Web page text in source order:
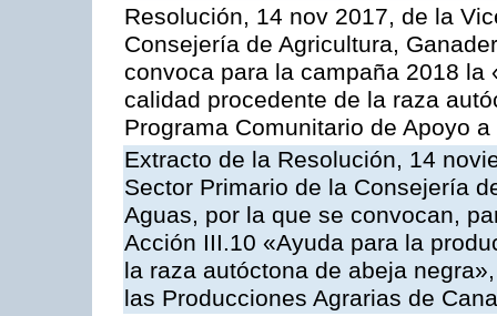
Resolución, 14 nov 2017, de la
Consejería de Agricultura,
convoca para la campaña 2018
calidad procedente de la raza
Programa Comunitario de Apoyo
Extracto de la Resolución, 14
Sector Primario de la Consejería
Aguas, por la que se convocan,
Acción III.10 «Ayuda para la
la raza autóctona de abeja
las Producciones Agrarias de